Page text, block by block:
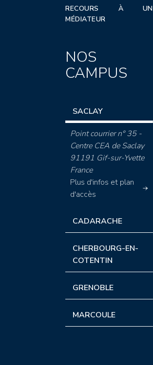
RECOURS À UN
MÉDIATEUR
NOS
CAMPUS
SACLAY
Point courrier n° 35 -
Centre CEA de Saclay
91191 Gif-sur-Yvette
France
Plus d'infos et plan
d'accès
CADARACHE
CHERBOURG-EN-
COTENTIN
GRENOBLE
MARCOULE